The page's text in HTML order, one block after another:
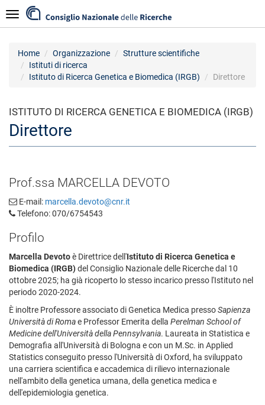
al
contenuto
Navigazione
Home Organizzazione
Strutture scientifiche
Istituti di ricerca
Istituto di Ricerca Genetica e Biomedica (IRGB)
Direttore
ISTITUTO DI RICERCA GENETICA E BIOMEDICA (IRGB)
Direttore
Prof.ssa MARCELLA DEVOTO
E-mail: marcella.devoto@cnr.it
Telefono: 070/6754543
Profilo
Marcella Devotoè Direttrice dell'Istituto di Ricerca Genetica e
Biomedica (IRGB)del Consiglio Nazionale delle Ricerche dal 10
ottobre 2025; ha già ricoperto lo stesso incarico presso l'Istituto nel
periodo 2020-2024.
È inoltre Professore associato di Genetica Medica pressoSapienza
Università di Romae Professor Emerita della Perelman School of
Medicine dell'Università della Pennsylvania. Laureata in Statistica e
Demografia all'Università di Bologna e con un M.Sc. in Applied
Statistics conseguito presso l'Università di Oxford, ha sviluppato
una carriera scientifica e accademica di rilievo internazionale
nell'ambito della genetica umana, della genetica medica e
dell'epidemiologia genetica.